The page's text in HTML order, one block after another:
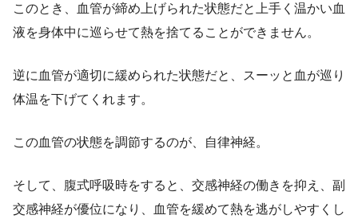
このとき、血管が締め上げられた状態だと上手く温かい血
液を身体中に巡らせて熱を捨てることができません。
逆に血管が適切に緩められた状態だと、スーッと血が巡り
体温を下げてくれます。
この血管の状態を調節するのが、自律神経。
そして、腹式呼吸時をすると、交感神経の働きを抑え、副
交感神経が優位になり、血管を緩めて熱を逃がしやすくし